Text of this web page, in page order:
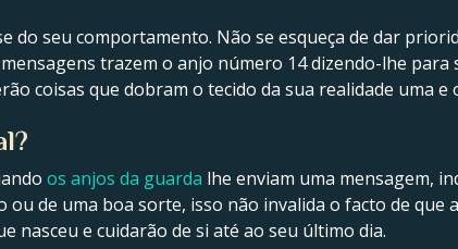
do seu comportamento. Não se esqueça de dar
trazem o anjo número 14 dizendo-lhe
coisas que dobram o tecido da sua realidade uma e
os anjos da guarda lhe enviam uma mensagem,
de uma boa sorte, isso não invalida o facto de que
nasceu e cuidarão de si até ao seu último dia.